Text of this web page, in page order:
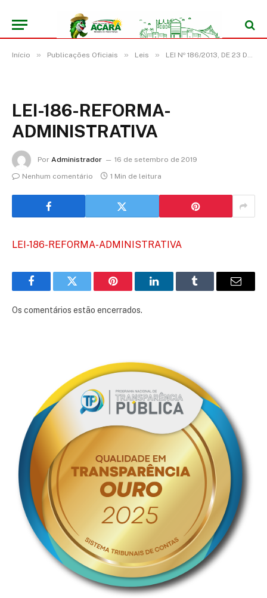
Início » Publicações Oficiais » Leis » LEI Nº 186/2013, DE 23 DE MAIO DE 2013
LEI-186-REFORMA-
ADMINISTRATIVA
Por Administrador
16 de setembro de 2019
Nenhum comentário
1 Min de leitura
LEI-186-REFORMA-ADMINISTRATIVA
FacebookTwitter Pinterest LinkedInTumblr
E-
Os comentários estão encerrados.